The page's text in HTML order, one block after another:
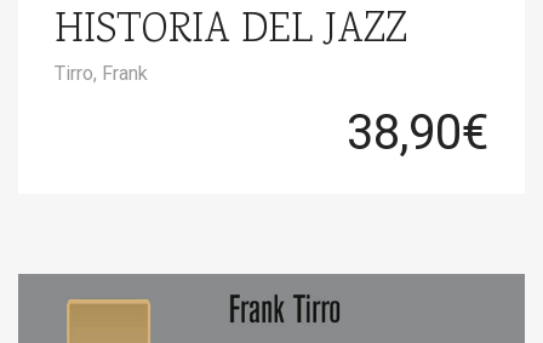
HISTORIA DEL JAZZ
Tirro, Frank
38,90€